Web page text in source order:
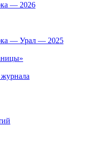
— 2026
— Урал — 2025